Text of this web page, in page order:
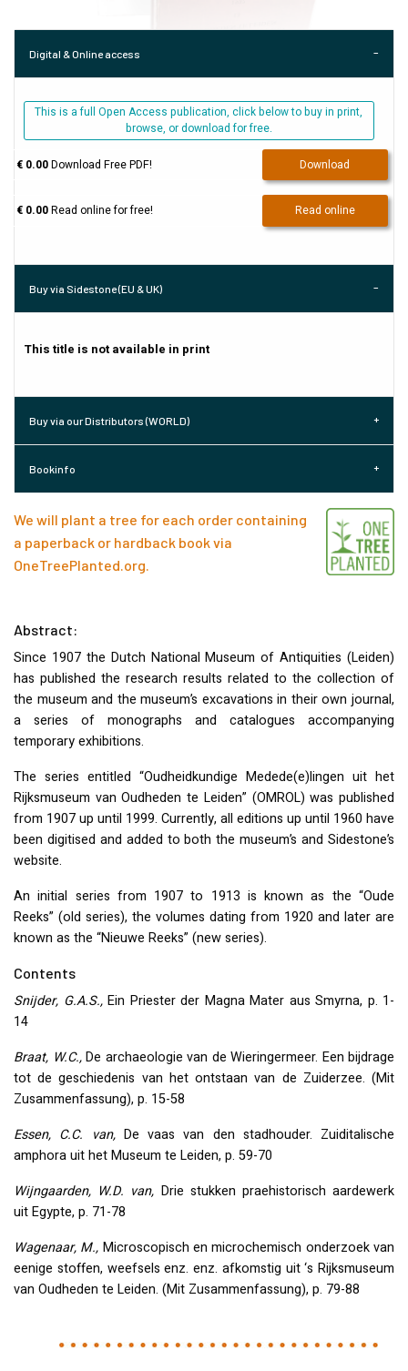
Digital & Online access
This is a full Open Access publication, click below to buy in print,
browse, or download for free.
€ 0.00Download Free PDF! Download
€ 0.00Read online for free! Read online
Buy via Sidestone (EU & UK)
This title is not available in print
Buy via our Distributors (WORLD)
Bookinfo
We will plant a tree for each order containing
a paperback or hardback book via
OneTreePlanted.org
Abstract:
Since 1907 the Dutch National Museum of Antiquities (Leiden)
has published the research results related to the collection of
the museum and the museum’s excavations in their own journal,
a series of monographs and catalogues accompanying
temporary exhibitions.
The series entitled “Oudheidkundige Medede(e)lingen uit het
Rijksmuseum van Oudheden te Leiden” (OMROL) was published
from 1907 up until 1999. Currently, all editions up until 1960 have
been digitised and added to both the museum’s and Sidestone’s
website.
An initial series from 1907 to 1913 is known as the “Oude
Reeks” (old series), the volumes dating from 1920 and later are
known as the “Nieuwe Reeks” (new series).
Contents
Snijder, G.A.S.,Ein Priester der Magna Mater aus Smyrna, p. 1-
14
Braat, W.C.,De archaeologie van de Wieringermeer. Een bijdrage
tot de geschiedenis van het ontstaan van de Zuiderzee. (Mit
Zusammenfassung), p. 15-58
Essen, C.C. van,De vaas van den stadhouder. Zuiditalische
amphora uit het Museum te Leiden, p. 59-70
Wijngaarden, W.D. van, Drie stukken praehistorisch aardewerk
uit Egypte, p. 71-78
Wagenaar, M., Microscopisch en microchemisch onderzoek van
eenige stoffen, weefsels enz. enz. afkomstig uit ‘s Rijksmuseum
van Oudheden te Leiden. (Mit Zusammenfassung), p. 79-88